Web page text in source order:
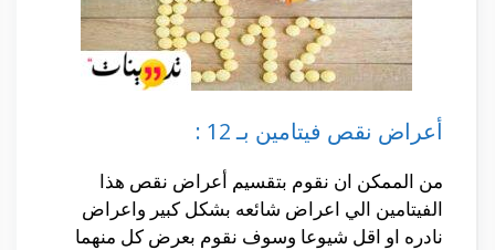
أعراض نقص فيتامين بـ 12 :
من الممكن ان نقوم بتقسيم أعراض نقص هذا
الفيتامين الي اعراض شائعه بشكل كبير واعراض
نادره او اقل شيوعا وسوف نقوم بعرض كل منهما